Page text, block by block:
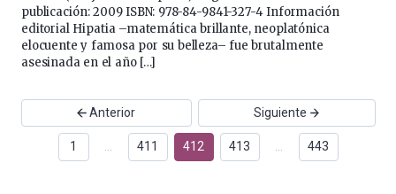
publicación: 2009 ISBN: 978-84-9841-327-4 Información
editorial Hipatia –matemática brillante, neoplatónica
elocuente y famosa por su belleza– fue brutalmente
asesinada en el año […]
Anterior Siguiente
1 … 411 412 413 … 443